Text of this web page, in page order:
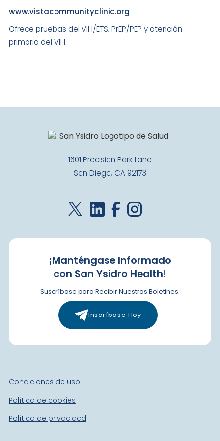
www.vistacommunityclinic.org
Ofrece pruebas del VIH/ETS, PrEP/PEP y atención
primaria del VIH.
1601 Precision Park Lane
San Diego, CA 92173
¡Manténgase Informado
con San Ysidro Health!
Suscríbase para Recibir Nuestros Boletines.
Inscríbase Hoy
Condiciones de uso
Política de cookies
Política de privacidad